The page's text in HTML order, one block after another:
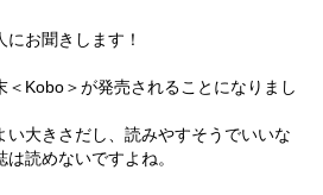
お聞きします！
Kobo＞が発売されることになりまし
い大きさだし、読みやすそうでいいな
読めないですよね。